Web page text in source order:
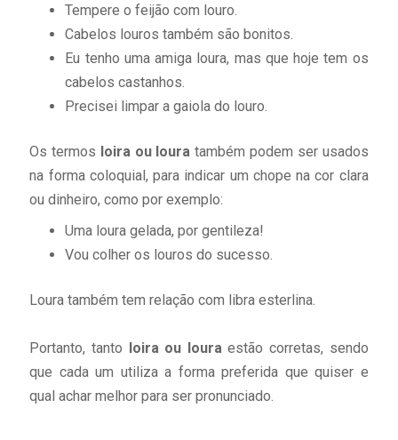
Tempere o feijão com louro.
Cabelos louros também são bonitos.
Eu tenho uma amiga loura, mas que hoje tem os
cabelos castanhos.
Precisei limpar a gaiola do louro.
Os termos loira ou louratambém podem ser usados
na forma coloquial, para indicar um chope na cor clara
ou dinheiro, como por exemplo:
Uma loura gelada, por gentileza!
Vou colher os louros do sucesso.
Loura também tem relação com libra esterlina.
Portanto, tanto loira ou louraestão corretas, sendo
que cada um utiliza a forma preferida que quiser e
qual achar melhor para ser pronunciado.